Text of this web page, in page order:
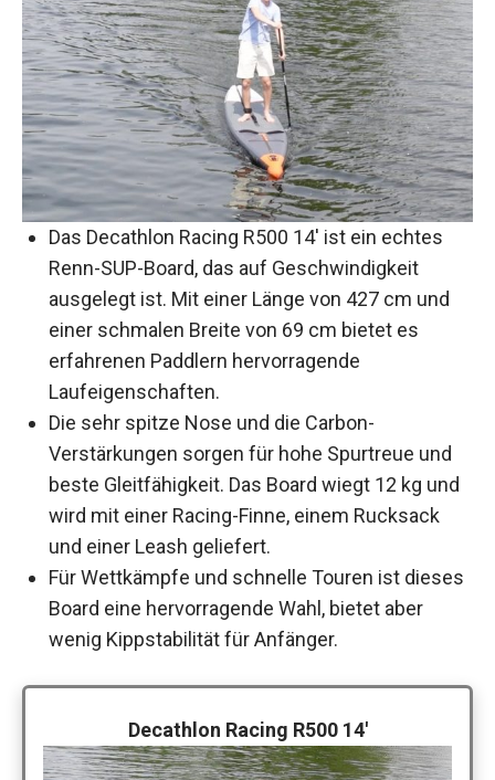
Das Decathlon Racing R500 14′ ist ein echtes
Renn-SUP-Board, das auf Geschwindigkeit
ausgelegt ist. Mit einer Länge von 427 cm und
einer schmalen Breite von 69 cm bietet es
erfahrenen Paddlern hervorragende
Laufeigenschaften.
Die sehr spitze Nose und die Carbon-
Verstärkungen sorgen für hohe Spurtreue und
beste Gleitfähigkeit. Das Board wiegt 12 kg und
wird mit einer Racing-Finne, einem Rucksack
und einer Leash geliefert.
Für Wettkämpfe und schnelle Touren ist dieses
Board eine hervorragende Wahl, bietet aber
wenig Kippstabilität für Anfänger.
Decathlon Racing R500 14′